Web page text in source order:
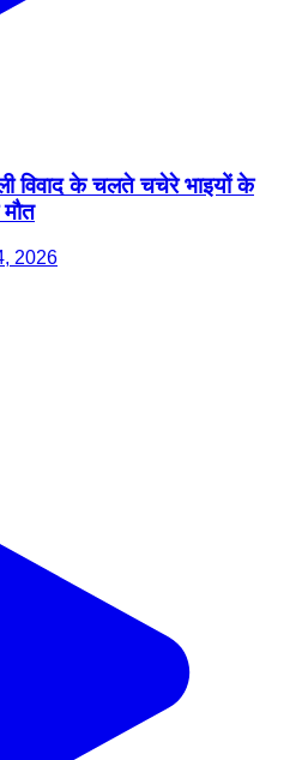
विवाद के चलते चचेरे भाइयों के
मौत
2026